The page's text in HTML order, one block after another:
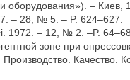
оборудования»). – Киев,
– 28, № 5. – P. 624–627.
1972. – 12, № 2. –P. 64–68.
зоне при
Качество.